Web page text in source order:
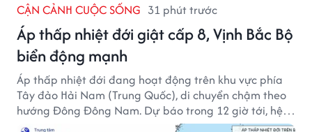
CẬN CẢNH CUỘC SỐNG 31 phút trước
Áp thấp nhiệt đới giật cấp 8, Vịnh Bắc Bộ
biển động mạnh
Áp thấp nhiệt đới đang hoạt động trên khu vực phía
Tây đảo Hải Nam (Trung Quốc), di chuyển chậm theo
hướng Đông Đông Nam. Dự báo trong 12 giờ tới, hệ
thống này suy yếu dần thành vùng áp thấp.